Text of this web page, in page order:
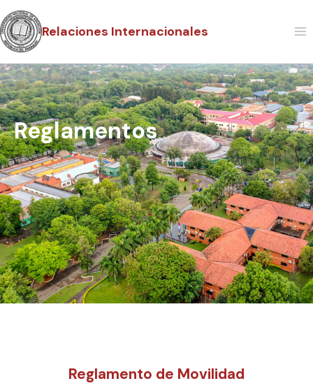
Relaciones Internacionales
Reglamentos
Reglamento de Movilidad